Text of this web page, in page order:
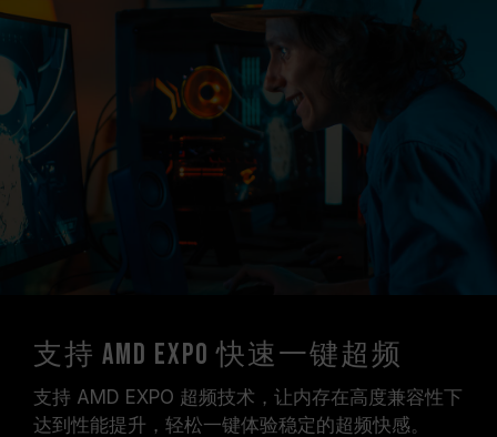
支持 AMD EXPO 快速一键超频
支持 AMD EXPO 超频技术，让内存在高度兼容性下
达到性能提升，轻松一键体验稳定的超频快感。